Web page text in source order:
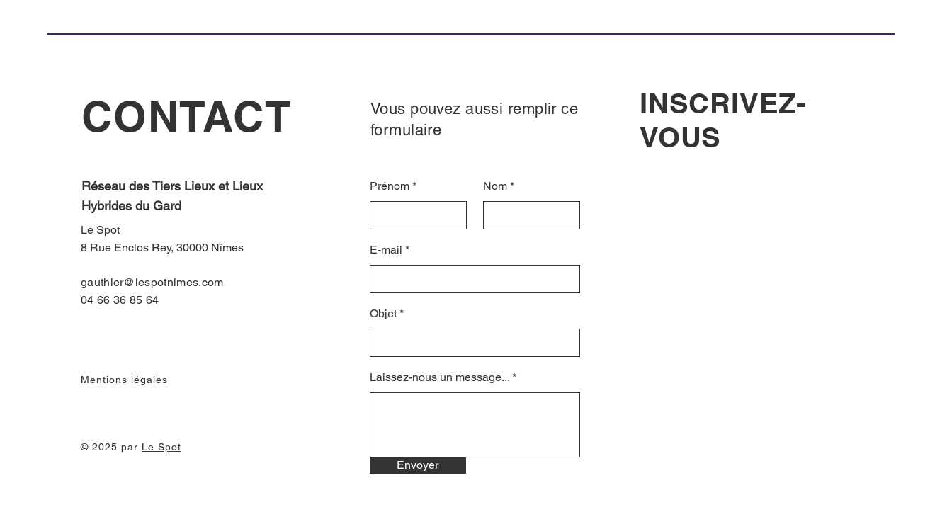
CONTACT
Réseau des Tiers Lieux et Lieux
Hybrides du Gard
Le Spot
8 Rue Enclos Rey, 30000 Nîmes
gauthier@lespotnimes.com
04 66 36 85 64
Mentions légales
© 2025 par Le Spot
Vous pouvez aussi remplir ce
formulaire
Prénom Nom
E-mail
Objet
Laissez-nous un message...
Envoyer
INSCRIVEZ-
VOUS